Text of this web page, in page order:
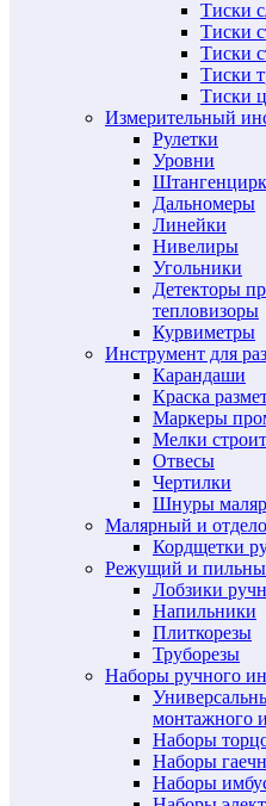
Тиски
Тиски
Тиски
Тиски
Тиски
Измерительный
Рулетки
Уровни
Дальномеры
Линейки
Нивелиры
Угольники
Детекторы
тепловизоры
Курвиметры
Инструмент для
Карандаши
Краска
Маркеры
Мелки
Отвесы
Чертилки
Шнуры
Малярный и
Кордщетки
Режущий и
Лобзики
Напильники
Плиткорезы
Труборезы
Наборы ручного
монтажного
Наборы
Наборы
Наборы